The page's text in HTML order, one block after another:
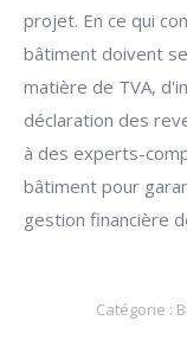
projet. En ce qui
bâtiment doivent
matière de TVA,
déclaration des
à des experts-
bâtiment pour
gestion financière
Catégorie :